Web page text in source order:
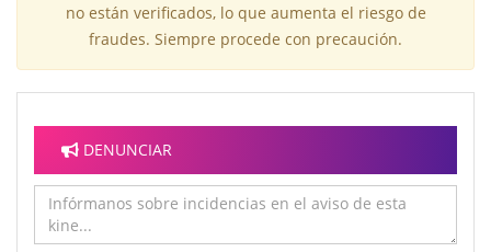
no están verificados, lo que aumenta el riesgo de
fraudes. Siempre procede con precaución.
DENUNCIAR